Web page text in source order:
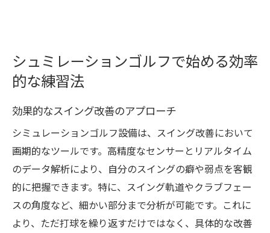
実践に役立つ練習法の紹介
限られた時間で成果を出す方法
天候を気にせず楽しむシュミレーションゴルフ
の魅力
全天候型練習のメリット
季節や時間に縛られないゴルフの楽しみ方
室内環境での快適なプレー体験
天気に左右されない練習の重要性
ストレスフリーなゴルフ体験の実現
シュミレーションゴルフで始める効率
的な練習法
効果的なスイング改善のアプローチ
シミュレーションゴルフ設備は、スイング改善において
画期的なツールです。高精度なセンサーとリアルタイム
のデータ解析により、自分のスイングの癖や弱点を客観
的に把握できます。特に、スイング軌道やクラブフェー
スの角度など、細かい部分まで分析が可能です。これに
より、ただ打球を繰り返すだけではなく、具体的な改善